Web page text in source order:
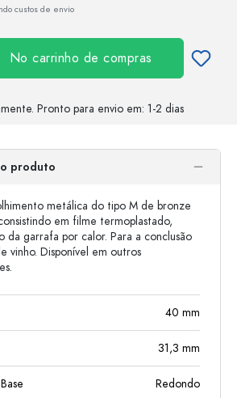
custos de envio
No carrinho de compras
Pronto para envio em: 1-2 dias
produto
metálica do tipo M de bronze
em filme termoplastado,
da garrafa por calor. Para a conclusão
vinho. Disponível em outros
40 mm
31,3 mm
Redondo